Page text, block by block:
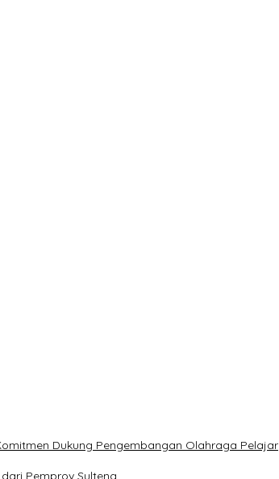
Dukung Pengembangan Olahraga Pelajar
Pemprov Sulteng